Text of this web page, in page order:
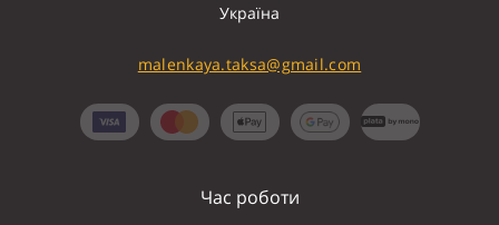
Україна
malenkaya.taksa@gmail.com
Час роботи